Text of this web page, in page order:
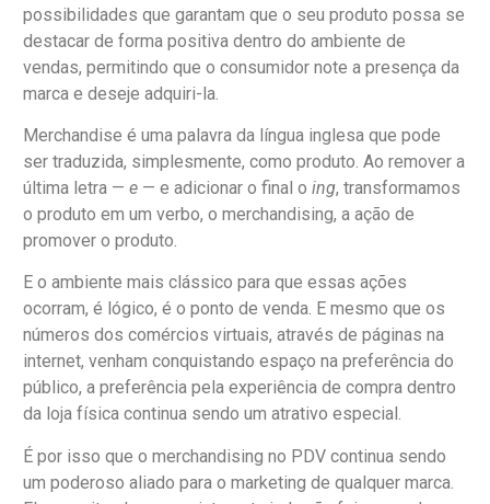
possibilidades que garantam que o seu produto possa se
destacar de forma positiva dentro do ambiente de
vendas, permitindo que o consumidor note a presença da
marca e deseje adquiri-la.
Merchandise é uma palavra da língua inglesa que pode
ser traduzida, simplesmente, como produto. Ao remover a
última letra — e — e adicionar o final o ing, transformamos
o produto em um verbo, o merchandising, a ação de
promover o produto.
E o ambiente mais clássico para que essas ações
ocorram, é lógico, é o ponto de venda. E mesmo que os
números dos comércios virtuais, através de páginas na
internet, venham conquistando espaço na preferência do
público, a preferência pela experiência de compra dentro
da loja física continua sendo um atrativo especial.
É por isso que o merchandising no PDV continua sendo
um poderoso aliado para o marketing de qualquer marca.